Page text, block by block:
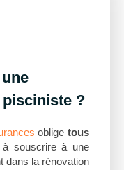
pisciniste ?
obligetous
à souscrire à une
dans la rénovation